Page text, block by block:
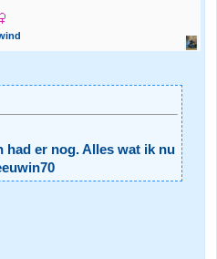
had er nog. Alles wat ik nu